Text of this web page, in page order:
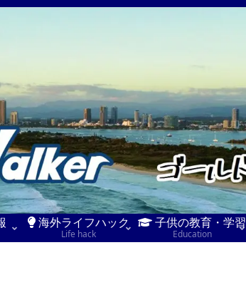
海外ライフハック
Life hack
子供の教育・学習
Education